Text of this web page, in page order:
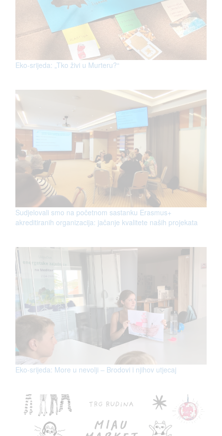
Eko-srijeda: „Tko živi u Murteru?“
Sudjelovali smo na početnom sastanku Erasmus+
akreditiranih organizacija: jačanje kvalitete naših projekata
Eko-srijeda: More u nevolji – Brodovi i njihov utjecaj